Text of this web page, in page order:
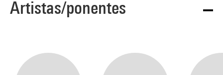
Artistas/ponentes